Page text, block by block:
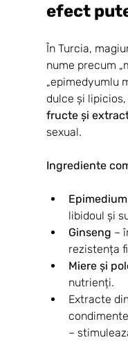
efect
În Turcia,
nume precum
„epimedyumlu
dulce și
fructe și
sexual.
Ingrediente
libidoul și
Ginseng –
rezistența
Miere și
nutrienți.
Extracte
–